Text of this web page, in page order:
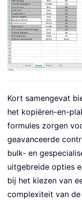
Kort samengevat
het kopiëren-en-
formules zorgen
geavanceerde
bulk- en
uitgebreide opties
bij het kiezen van
complexiteit van